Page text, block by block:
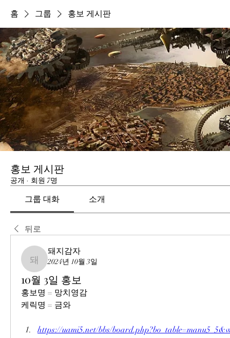
홈 그룹 홍보 게시판
홍보 게시판
공개 · 회원 7명
그룹 대화 소개
뒤로
돼지감자
돼지감자
2024년 10월 3일
10월 3일 홍보
홍보명 = 망치영감
케릭명 = 금와
https://uami5.net/bbs/